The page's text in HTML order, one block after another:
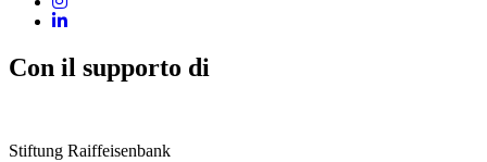
Con il supporto di
Stiftung Raiffeisenbank